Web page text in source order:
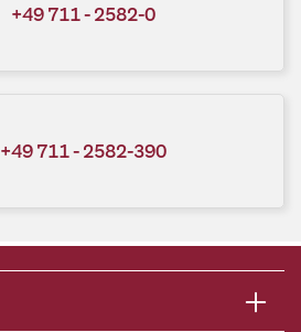
+49 711 - 2582-0
+49 711 - 2582-390